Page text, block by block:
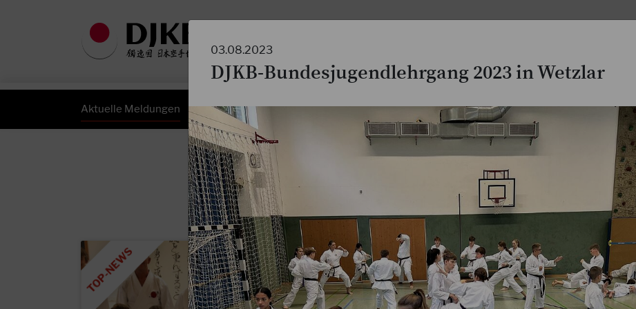
Aktuelle Meldungen DJKB Newsletter JKA-Magazine Lehrgangs- & Wettkampfberichte
Aktuelle Meldungen
03.08.2023
DJKB-Bundesjugendlehrgang 2023 in Wetzlar